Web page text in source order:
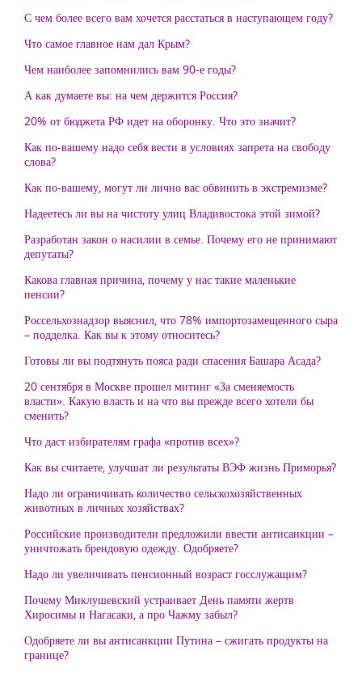
С чем более всего вам хочется расстаться в наступающем году?
Что самое главное нам дал Крым?
Чем наиболее запомнились вам 90-е годы?
А как думаете вы: на чем держится Россия?
20% от бюджета РФ идет на оборонку. Что это значит?
Как по-вашему надо себя вести в условиях запрета на свободу
слова?
Как по-вашему, могут ли лично вас обвинить в экстремизме?
Надеетесь ли вы на чистоту улиц Владивостока этой зимой?
Разработан закон о насилии в семье. Почему его не принимают
депутаты?
Какова главная причина, почему у нас такие маленькие
пенсии?
Россельхознадзор выяснил, что 78% импортозамещенного сыра
– подделка. Как вы к этому относитесь?
Готовы ли вы подтянуть пояса ради спасения Башара Асада?
20 сентября в Москве прошел митинг «За сменяемость
власти». Какую власть и на что вы прежде всего хотели бы
сменить?
Что даст избирателям графа «против всех»?
Как вы считаете, улучшат ли результаты ВЭФ жизнь Приморья?
Надо ли ограничивать количество сельскохозяйственных
животных в личных хозяйствах?
Российские производители предложили ввести антисанкции –
уничтожать брендовую одежду. Одобряете?
Надо ли увеличивать пенсионный возраст госслужащим?
Почему Миклушевский устраивает День памяти жертв
Хиросимы и Нагасаки, а про Чажму забыл?
Одобряете ли вы антисанкции Путина – сжигать продукты на
границе?